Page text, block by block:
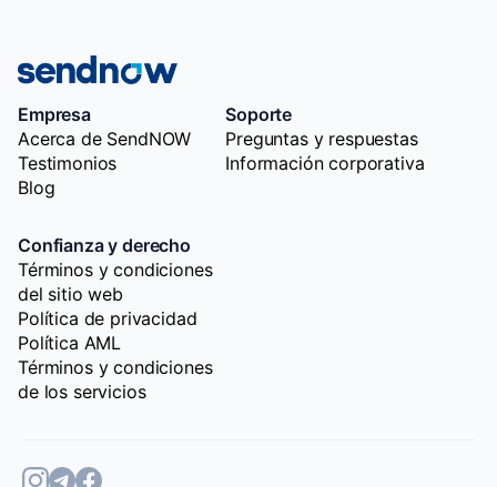
Empresa
Acerca de SendNOW
Testimonios
Blog
Soporte
Preguntas y respuestas
Información corporativa
Confianza y derecho
Términos y condiciones
del sitio web
Política de privacidad
Política AML
Términos y condiciones
de los servicios